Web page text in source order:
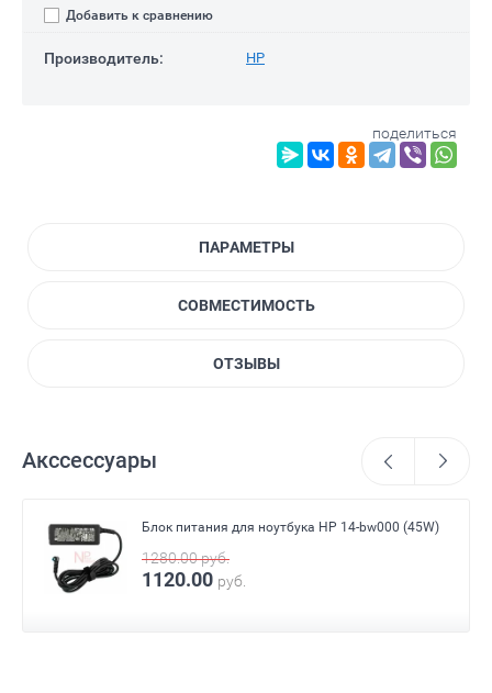
Добавить к сравнению
Производитель: HP
поделиться
ПАРАМЕТРЫ
СОВМЕСТИМОСТЬ
ОТЗЫВЫ
Акссессуары
Блок питания для ноутбука HP 14-bw000 (45W)
1280.00руб.
1120.00 руб.